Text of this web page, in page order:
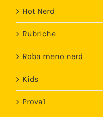
Hot Nerd
Rubriche
Roba meno nerd
Kids
Prova1